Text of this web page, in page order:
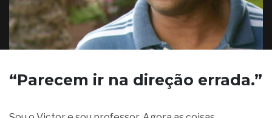
“Parecem ir na direção errada.”